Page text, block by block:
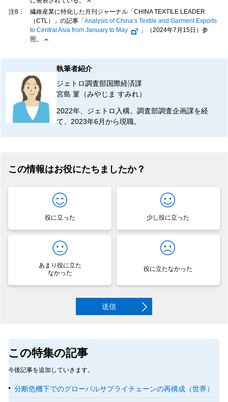
注8：
繊維産業に特化した月刊ジャーナル「CHINA TEXTILE LEADER
（CTL）」の記事「 Analysis of China’s Textile and Garment Exports
to Central Asia from January to May
」（2024年7月15日）参
照。
執筆者紹介
ジェトロ調査部国際経済課
宮島 菫（みやじま すみれ）
2022年、ジェトロ入構。調査部調査企画課を経
て、2023年6月から現職。
この情報はお役にたちましたか？
役に立った 少し役に立った
あまり役に立た
なかった
役に立たなかった
送信
この特集の記事
今後記事を追加していきます。
分断危機下でのグローバルサプライチェーンの再構成（世界）